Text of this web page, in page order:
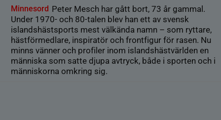
Minnesord Peter Mesch har gått bort, 73 år gammal.
Under 1970- och 80-talen blev han ett av svensk
islandshästsports mest välkända namn – som ryttare,
hästförmedlare, inspiratör och frontfigur för rasen. Nu
minns vänner och profiler inom islandshästvärlden en
människa som satte djupa avtryck, både i sporten och i
människorna omkring sig.